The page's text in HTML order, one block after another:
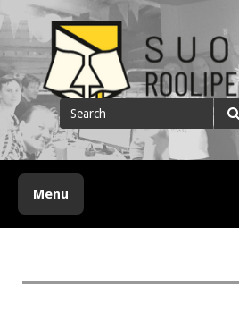
to
content
Suomen
Search
for
Menu